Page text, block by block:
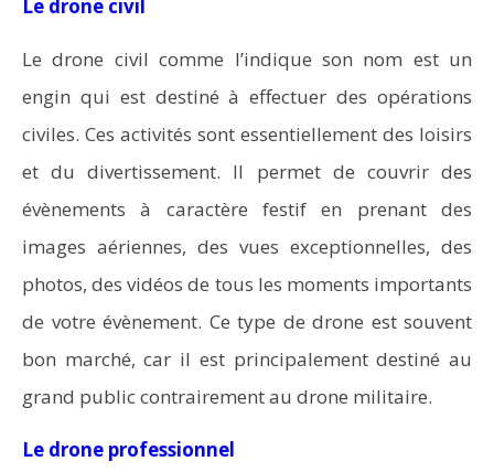
Le drone civil
Le drone civil comme l’indique son nom est un
engin qui est destiné à effectuer des opérations
civiles. Ces activités sont essentiellement des loisirs
et du divertissement. Il permet de couvrir des
évènements à caractère festif en prenant des
images aériennes, des vues exceptionnelles, des
photos, des vidéos de tous les moments importants
de votre évènement. Ce type de drone est souvent
bon marché, car il est principalement destiné au
grand public contrairement au drone militaire.
Le drone professionnel